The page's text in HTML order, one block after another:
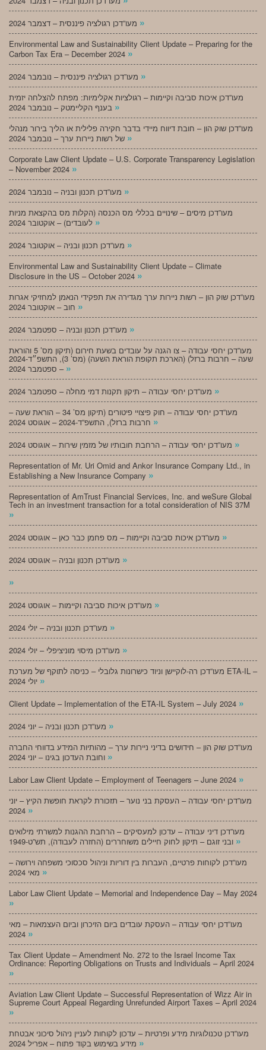
»
Environmental Law and Sustainability Client Update – Preparing for the
Carbon Tax Era – December 2024 »
»
מעו”דכן איכות סביבה וקיימות – רגולציות אקלימיות: מפתח להצלחה יזמית
»
מעו”דכן שוק הון – חובת דיווח מיידי בדבר חקירה פלילית או הליך בירור מנהלי
»
Corporate Law Client Update – U.S. Corporate Transparency Legislation
– November 2024 »
»
מעו”דכן מיסים – שינויים בכללי מס הכנסה (הקלות מס בהקצאת מניות
»
»
Environmental Law and Sustainability Client Update – Climate
Disclosure in the US – October 2024 »
מעו”דכן שוק הון – רשות ניירות ערך מגדירה את תפקידי הנאמן למחזיקי אגרות
»
»
מעו”דכן יחסי עבודה – צו הגנה על עובדים בשעת חירום (תיקון מס’ 5 והוראת
שעה – חרבות ברזל) (הארכת תקופת הוראת השעה) (מס’ 3), התשפ״ד-2024
– ספטמבר 2024 »
»
מעו”דכן יחסי עבודה – חוק פיצויי פיטורים (תיקון מס’ 34 – הוראת שעה –
»
»
Representation of Mr. Uri Omid and Ankor Insurance Company Ltd., in
Establishing a New Insurance Company »
Representation of AmTrust Financial Services, Inc. and weSure Global
Tech in an investment transaction for a total consideration of NIS 37M
»
»
»
»
»
»
»
מעו”דכן רה-לוקיישן וניוד כישרונות גלובלי – כניסה לתוקף של מערכת ETA-IL –
»
Client Update – Implementation of the ETA-IL System – July 2024 »
»
מעו”דכן שוק הון – חידושים בדיני ניירות ערך – מהותיות המידע בדווחי החברה
»
Labor Law Client Update – Employment of Teenagers – June 2024 »
מעו”דכן יחסי עבודה – העסקת בני נוער – תזכורת לקראת חופשת הקיץ – יוני
»
מעו”דכן דיני עבודה – עדכון למעסיקים – הרחבת ההגנות למשרתי מילואים
»
מעו”דכן לקוחות פרטיים, העברות בין דוריות וניהול סכסוכי משפחה וירושה –
»
Labor Law Client Update – Memorial and Independence Day – May 2024
»
מעו”דכן יחסי עבודה – העסקת עובדים ביום הזיכרון וביום העצמאות – מאי
»
Tax Client Update – Amendment No. 272 to the Israel Income Tax
Ordinance: Reporting Obligations on Trusts and Individuals – April 2024
»
Aviation Law Client Update – Successful Representation of Wizz Air in
Supreme Court Appeal Regarding Unrefunded Airport Taxes – April 2024
»
מעו”דכן טכנולוגיות מידע ופרטיות – עדכון לקוחות לעניין ניהול סיכוני אבטחת
»